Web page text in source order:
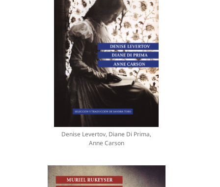
Denise Levertov, Diane Di Prima,
Anne Carson